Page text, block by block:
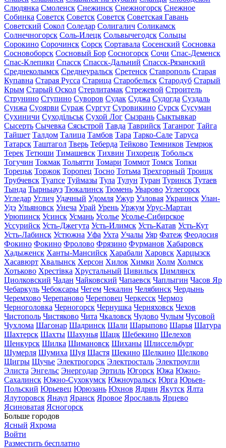
Слюдянка Смоленск Снежинск Снежногорск Снежное
Собинка Советск Советск Советск Советская Гавань
Советский Сокол Соледар Солигалич Соликамск
Солнечногорск Соль-Илецк Сольвычегодск Сольцы
Сорокино Сорочинск Сорск Сортавала Сосенский Сосновка
Сосновоборск Сосновый Бор Сосногорск Сочи Спас-Деменск
Спас-Клепики Спасск Спасск-Дальний Спасск-Рязанский
Среднеколымск Среднеуральск Сретенск Ставрополь Старая
Купавна Старая Русса Старица Старобельск Стародуб Старый
Крым Старый Оскол Стерлитамак Стрежевой Строитель
Струнино Ступино Суворов Судак Суджа Судогда Суздаль
Сунжа Суоярви Сураж Сургут Суровикино Сурск Сусуман
Сухиничи Суходільськ Сухой Лог Сызрань Сыктывкар
Сысерть Сычевка Сясьстрой Тавда Таврийск Таганрог Тайга
Тайшет Талдом Талица Тамбов Тара Тарко-Сале Таруса
Татарск Таштагол Тверь Теберда Тейково Темников Темрюк
Терек Тетюши Тимашевск Тихвин Тихорецк Тобольск
Тогучин Токмак Тольятти Томари Томмот Томск Топки
Торецьк Торжок Торопец Тосно Тотьма Трехгорный Троицк
Трубчевск Туапсе Туймазы Тула Тулун Туран Туринск Тутаев
Тында Тырныауз Тюкалинск Тюмень Уварово Углегорск
Угледар Углич Удачный Удомля Ужур Узловая Украинск Улан-
Удэ Ульяновск Унеча Урай Урень Уржум Урус-Мартан
Урюпинск Усинск Усмань Усолье Усолье-Сибирское
Уссурийск Усть-Джегута Усть-Илимск Усть-Катав Усть-Кут
Усть-Лабинск Устюжна Уфа Ухта Учалы Уяр Фатеж Феодосия
Фокино Фокино Фролово Фрязино Фурманов Хабаровск
Хадыженск Ханты-Мансийск Харабали Харовск Харцызск
Хасавюрт Хвалынск Херсон Хилок Химки Холм Холмск
Хотьково Хрестівка Хрустальный Цивильск Цимлянск
Циолковский Чадан Чайковский Чапаевск Чаплыгин Часов Яр
Чебаркуль Чебоксары Чегем Чекалин Челябинск Чердынь
Черемхово Черепаново Череповец Черкесск Чермоз
Черноголовка Черногорск Чернушка Черняховск Чехов
Чистополь Чистяково Чита Чкаловск Чудово Чулым Чусовой
Чухлома Шагонар Шадринск Шали Шарыпово Шарья Шатура
Шахтерск Шахты Шахунья Шацк Шебекино Шелехов
Шенкурск Шилка Шимановск Шиханы Шлиссельбург
Шумерля Шумиха Шуя Щастя Щекино Щелкино Щелково
Щигры Щучье Электрогорск Электросталь Электроугли
Элиста Энгельс Энергодар Эртиль Югорск Южа Южно-
Сахалинск Южно-Сухокумск Южноуральск Юрга Юрьев-
Польский Юрьевец Юрюзань Юхнов Ядрин Якутск Ялта
Ялуторовск Янаул Яранск Яровое Ярославль Ярцево
Ясиноватая Ясногорск
Больше городов
Ясный Яхрома
Войти
Разместить бесплатно